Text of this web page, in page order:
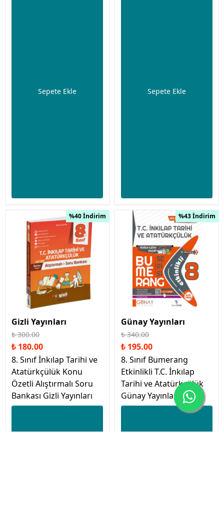
Sepete Ekle Sepete Ekle
%40 İndirim
Gizli Yayınları
₺ 300.00
₺ 180.00
8. Sınıf İnkılap Tarihi ve
Atatürkçülük Konu
Özetli Alıştırmalı Soru
Bankası Gizli Yayınları
%43 İndirim
Günay Yayınları
₺ 340.00
₺ 195.00
8. Sınıf Bumerang
Etkinlikli T.C. İnkılap
Tarihi ve Atatürkçülük
Günay Yayınları